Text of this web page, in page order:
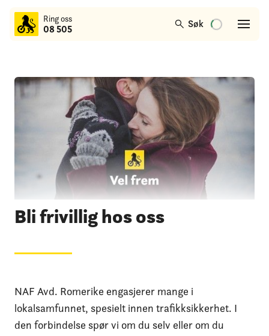
Ring oss
08 505 Søk
hovedinnhold
Bli frivillig hos oss
NAF Avd. Romerike engasjerer mange i
lokalsamfunnet, spesielt innen trafikksikkerhet. I
den forbindelse spør vi om du selv eller om du